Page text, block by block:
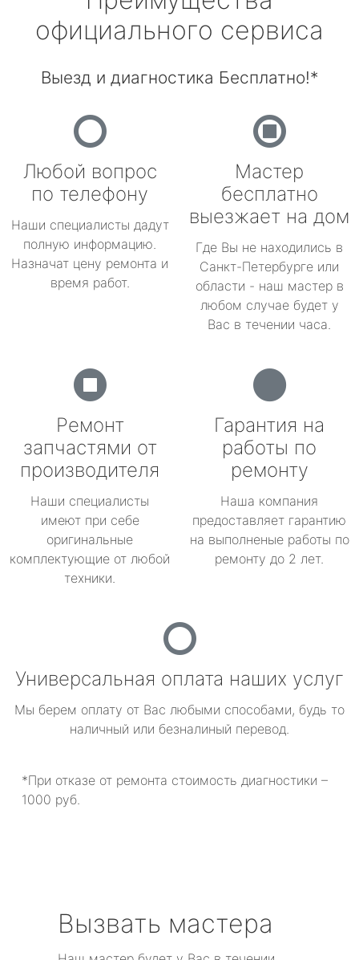
официального сервиса
Выезд и диагностика Бесплатно!*
Любой вопрос
по телефону
Наши специалисты дадут
полную информацию.
Назначат цену ремонта и
время работ.
Мастер
бесплатно
выезжает на дом
Где Вы не находились в
Санкт-Петербурге или
области - наш мастер в
любом случае будет у
Вас в течении часа.
Ремонт
запчастями от
производителя
Наши специалисты
имеют при себе
оригинальные
комплектующие от любой
техники.
Гарантия на
работы по
ремонту
Наша компания
предоставляет гарантию
на выполненые работы по
ремонту до 2 лет.
Универсальная оплата наших услуг
Мы берем оплату от Вас любыми способами, будь то
наличный или безналиный перевод.
*При отказе от ремонта стоимость диагностики –
1000 руб.
Вызвать мастера